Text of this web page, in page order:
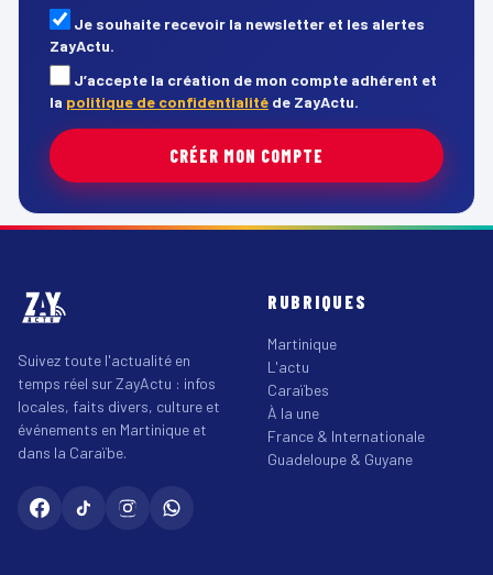
Je souhaite recevoir la newsletter et les alertes
ZayActu.
J’accepte la création de mon compte adhérent et
la politique de confidentialité de ZayActu.
CRÉER MON COMPTE
Suivez toute l'actualité en
temps réel sur ZayActu : infos
locales, faits divers, culture et
événements en Martinique et
dans la Caraïbe.
RUBRIQUES
Martinique
L'actu
Caraïbes
À la une
France & Internationale
Guadeloupe & Guyane